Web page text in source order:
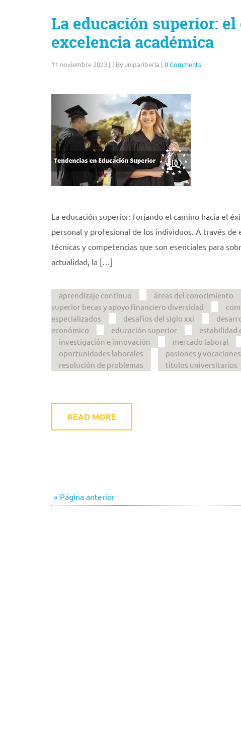
La educación superior:
excelencia académica
11 noviembre 2023 | | By unipariberia | 0 Comments
La educación superior: forjando el camino hacia el
personal y profesional de los individuos. A través
técnicas y competencias que son esenciales para
actualidad, la […]
aprendizaje continuo áreas del conocimiento
superior becas y apoyo financiero diversidad
especializados
desafíos del siglo xxi
económico
educación superior estabilidad
investigación e innovación
mercado laboral
oportunidades laborales
pasiones y vocaciones
resolución de problemas
títulos universitarios
READ MORE
« Página anterior